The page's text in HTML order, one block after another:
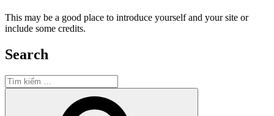
This may be a good place to introduce yourself and your site or
include some credits.
Search
Tìm
kiếm: